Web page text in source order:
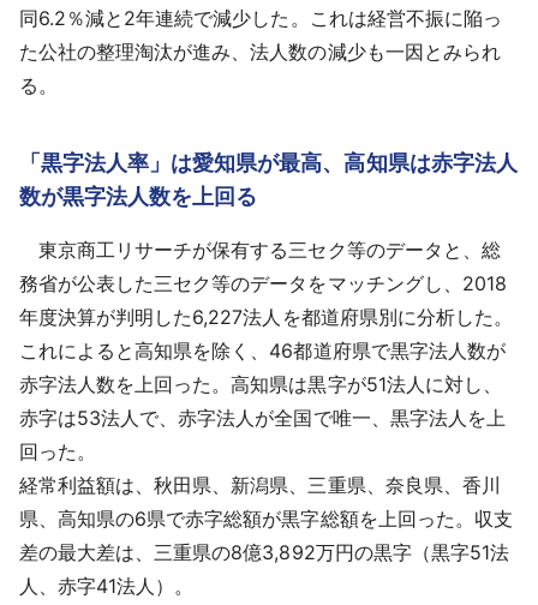
同6.2％減と2年連続で減少した。これは経営不振に陥っ
た公社の整理淘汰が進み、法人数の減少も一因とみられ
る。
「黒字法人率」は愛知県が最高、高知県は赤字法人
数が黒字法人数を上回る
東京商工リサーチが保有する三セク等のデータと、総
務省が公表した三セク等のデータをマッチングし、2018
年度決算が判明した6,227法人を都道府県別に分析した。
これによると高知県を除く、46都道府県で黒字法人数が
赤字法人数を上回った。高知県は黒字が51法人に対し、
赤字は53法人で、赤字法人が全国で唯一、黒字法人を上
回った。
経常利益額は、秋田県、新潟県、三重県、奈良県、香川
県、高知県の6県で赤字総額が黒字総額を上回った。収支
差の最大差は、三重県の8億3,892万円の黒字（黒字51法
人、赤字41法人）。